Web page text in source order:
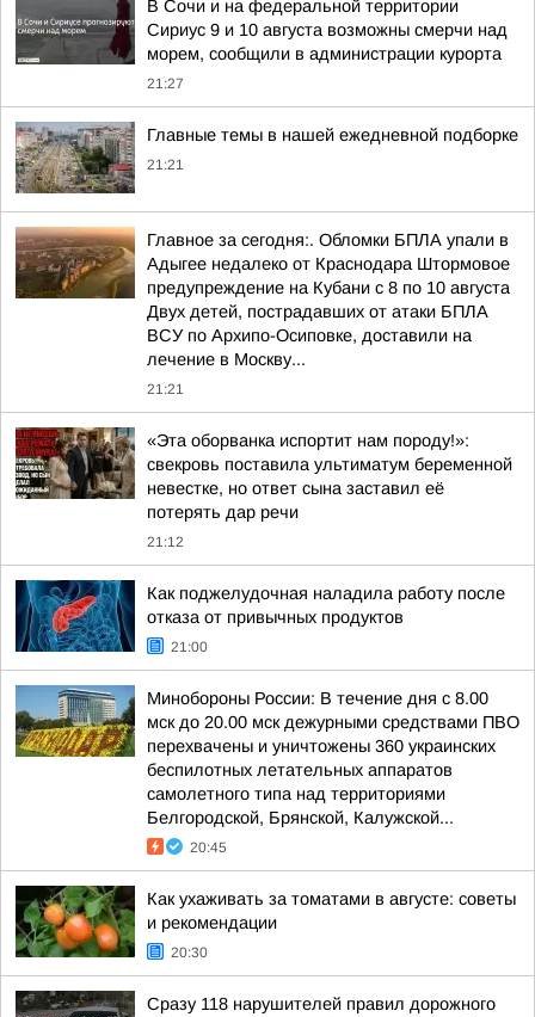
В Сочи и на федеральной территории
Сириус 9 и 10 августа возможны смерчи над
морем, сообщили в администрации курорта
21:27
Главные темы в нашей ежедневной подборке
21:21
Главное за сегодня:. Обломки БПЛА упали в
Адыгее недалеко от Краснодара Штормовое
предупреждение на Кубани с 8 по 10 августа
Двух детей, пострадавших от атаки БПЛА
ВСУ по Архипо-Осиповке, доставили на
лечение в Москву...
21:21
«Эта оборванка испортит нам породу!»:
свекровь поставила ультиматум беременной
невестке, но ответ сына заставил её
потерять дар речи
21:12
Как поджелудочная наладила работу после
отказа от привычных продуктов
21:00
Минобороны России: В течение дня с 8.00
мск до 20.00 мск дежурными средствами ПВО
перехвачены и уничтожены 360 украинских
беспилотных летательных аппаратов
самолетного типа над территориями
Белгородской, Брянской, Калужской...
20:45
Как ухаживать за томатами в августе: советы
и рекомендации
20:30
Сразу 118 нарушителей правил дорожного